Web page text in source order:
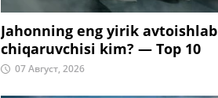
Jahonning eng yirik avtoishlab
chiqaruvchisi kim? — Top 10
07 Август, 2026